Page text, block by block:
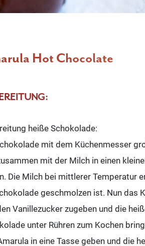
Hot Chocolate
heiße Schokolade:
mit dem Küchenmesser
mit der Milch in einen
Die Milch bei mittlerer Temperatur
geschmolzen ist. Nun das
Vanillezucker zugeben und die
unter Rühren zum Kochen
in eine Tasse geben und die